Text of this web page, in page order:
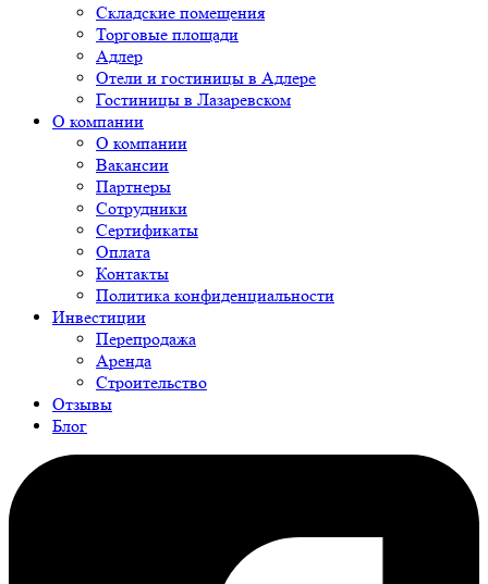
Складские помещения
Торговые площади
Адлер
Отели и гостиницы в Адлере
Гостиницы в Лазаревском
О компании
О компании
Вакансии
Партнеры
Сотрудники
Сертификаты
Оплата
Контакты
Политика конфиденциальности
Инвестиции
Перепродажа
Аренда
Строительство
Отзывы
Блог